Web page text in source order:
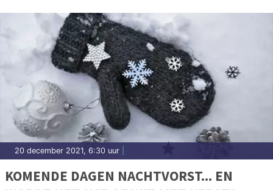
20 december 2021, 6:30 uur
KOMENDE DAGEN NACHTVORST... EN